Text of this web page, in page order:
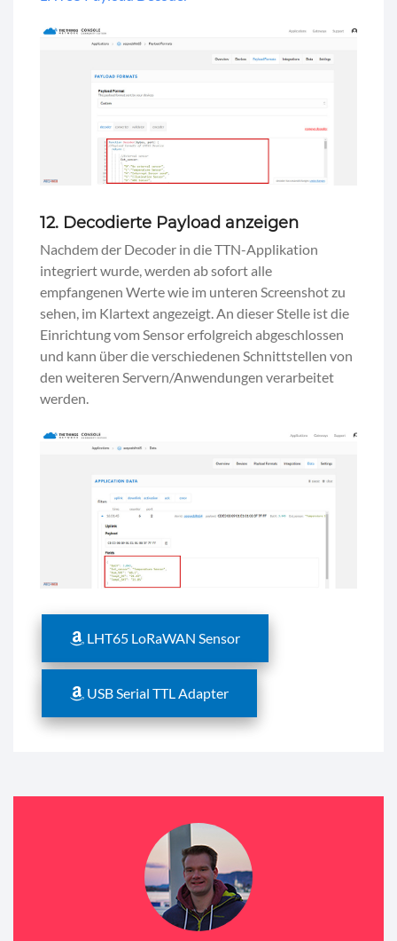
12. Decodierte Payload anzeigen
Nachdem der Decoder in die TTN-Applikation
integriert wurde, werden ab sofort alle
empfangenen Werte wie im unteren Screenshot zu
sehen, im Klartext angezeigt. An dieser Stelle ist die
Einrichtung vom Sensor erfolgreich abgeschlossen
und kann über die verschiedenen Schnittstellen von
den weiteren Servern/Anwendungen verarbeitet
werden.
LHT65 LoRaWAN Sensor
USB Serial TTL Adapter